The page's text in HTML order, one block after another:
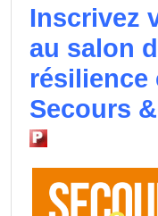
Inscrivez
au salon
résilience
Secours